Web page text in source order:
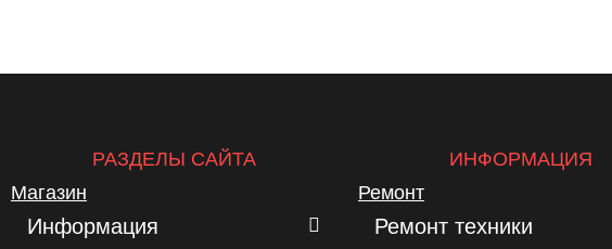
РАЗДЕЛЫ САЙТА
Магазин
Информация
ИНФОРМАЦИЯ
Ремонт
Ремонт техники